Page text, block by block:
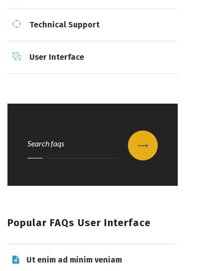
Technical Support
User Interface
Submit
Popular FAQs User Interface
Ut enim ad minim veniam